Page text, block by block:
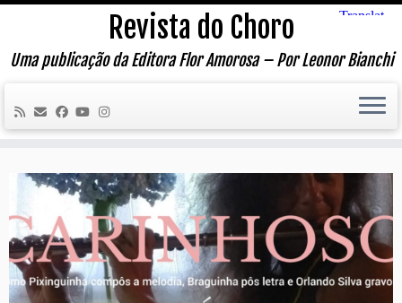
Skip
content
Revista do Choro
Uma publicação da Editora Flor Amorosa – Por Leonor Bianchi